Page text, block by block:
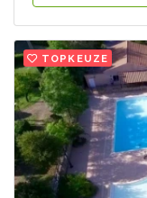
TOPKEUZE